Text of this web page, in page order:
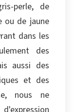
perle, de
ou de jaune
dans les
des
aussi des
et des
nous ne